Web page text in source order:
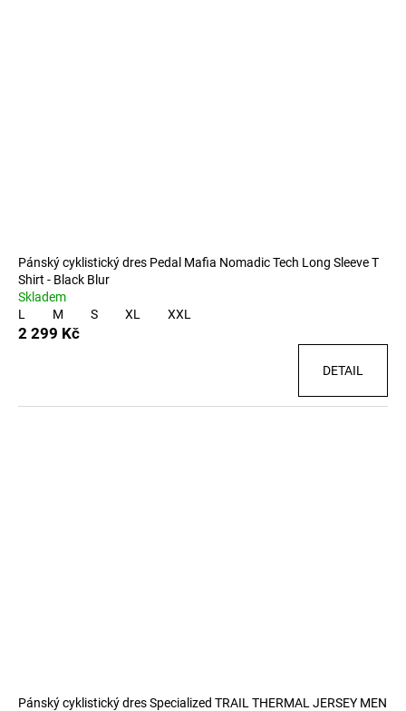
Pánský cyklistický dres Pedal Mafia Nomadic Tech Long Sleeve T
Shirt - Black Blur
Skladem
L
M S XL XXL
2 299 Kč
DETAIL
Pánský cyklistický dres Specialized TRAIL THERMAL JERSEY MEN